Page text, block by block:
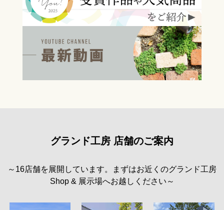
グランド工房 店舗のご案内
～16店舗を展開しています。まずはお近くのグランド工房
Shop & 展示場へお越しください～